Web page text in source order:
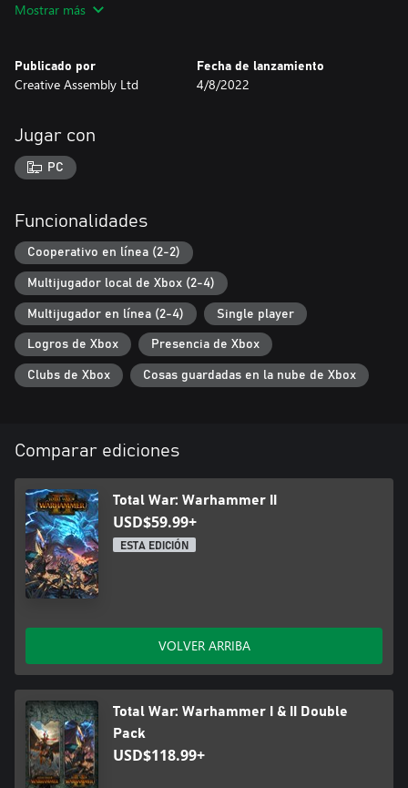
su energía salvaje. ¡Cada raza deberá librar grandes batallas para
conseguir el éxito!
Además de la campaña Ojo del Vórtice, los titulares de Total War:
WARHAMMER y Total War: WARHAMMER II podrán jugar a
Imperios Mortales, que combina los territorios y las facciones de
ambos juegos en una única campaña.
Microsoft ya no ofrece soporte técnico para Windows 10 ni
Mostrar más
Publicado por
Creative Assembly Ltd
Fecha de lanzamiento
4/8/2022
Jugar con
PC
Funcionalidades
Cooperativo en línea (2-2)
Multijugador local de Xbox (2-4)
Multijugador en línea (2-4) Single player
Logros de Xbox Presencia de Xbox
Clubs de Xbox Cosas guardadas en la nube de Xbox
Comparar ediciones
Total War: Warhammer II
USD$59.99+
ESTA EDICIÓN
VOLVER ARRIBA
Total War: Warhammer I & II Double
Pack
USD$118.99+